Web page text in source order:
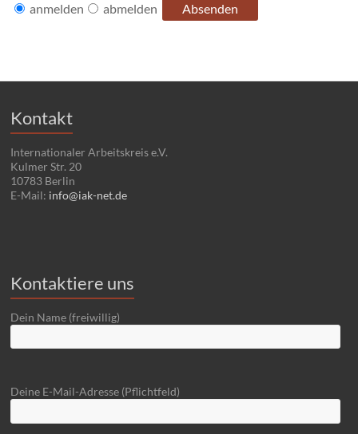
anmelden abmelden
Kontakt
Internationaler Arbeitskreis e.V.
Kulmer Str. 20
10783 Berlin
E-Mail: info@iak-net.de
Kontaktiere uns
Dein Name (freiwillig)
Deine E-Mail-Adresse (Pflichtfeld)